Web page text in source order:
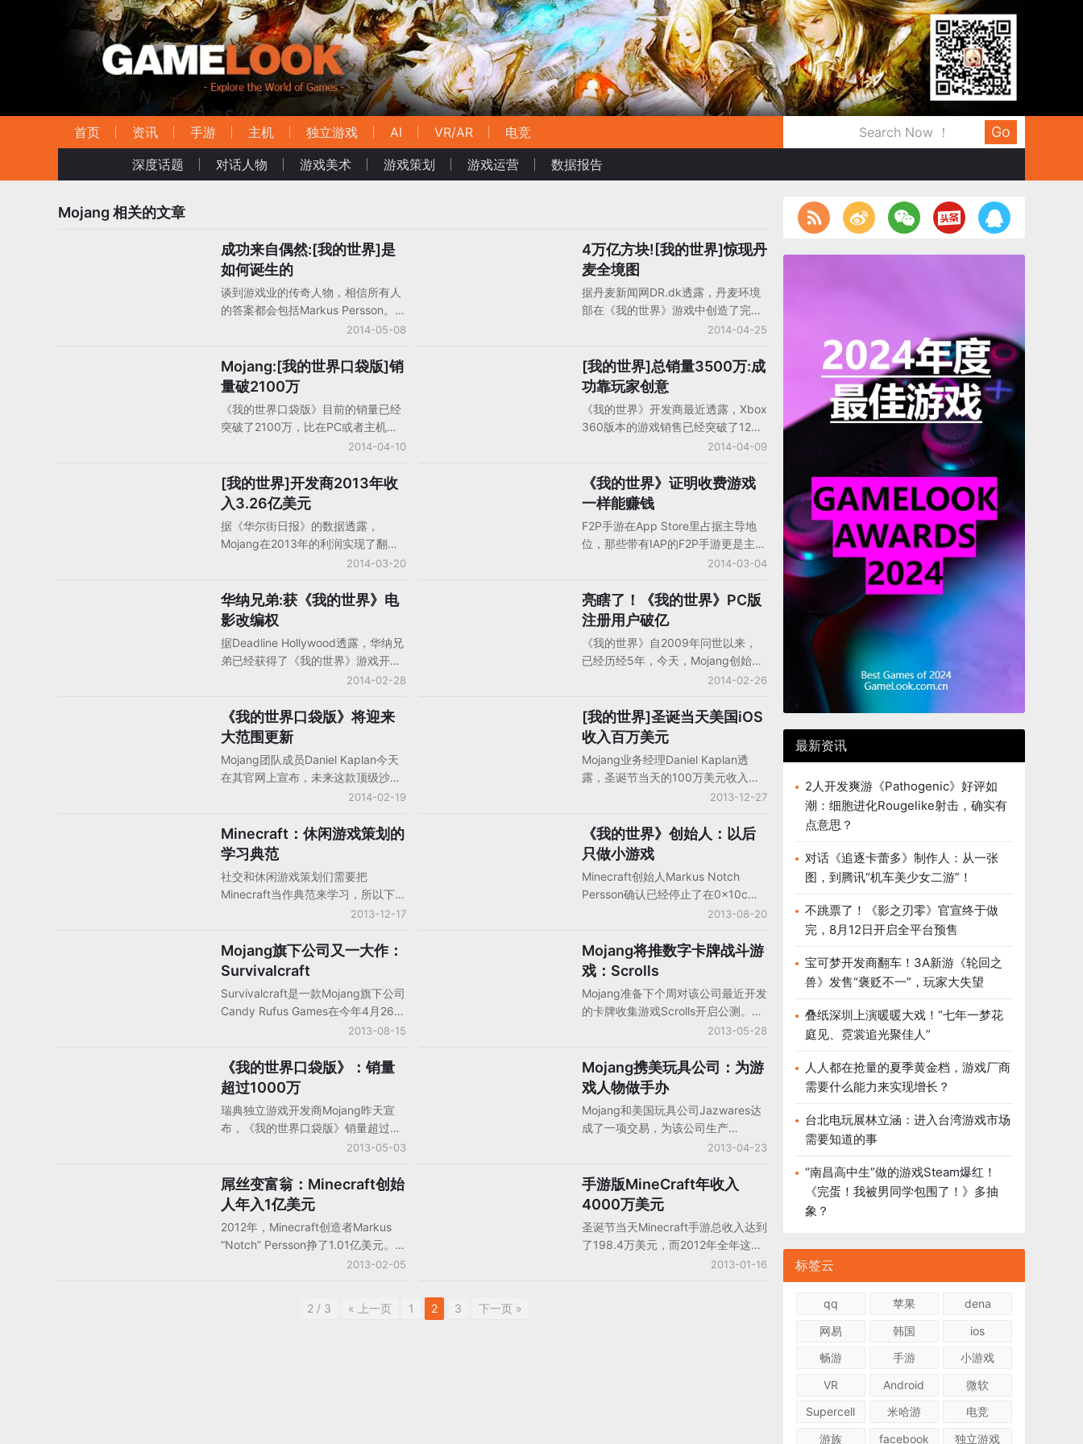
Go
首页 资讯 手游 主机 独立游戏 AI VR/AR
电竞
深度话题
对话人物 游戏美术 游戏策划 游戏运营 数据报告
Mojang 相关的文章
成功来自偶然:[我的世界]是
如何诞生的
谈到游戏业的传奇人物，相信所有人
的答案都会包括Markus Persson。他
创作的《我的世界》自2009年发布
万销量，这款沙盒建造游戏同时在主
机、PC和手游平台突破了千万销量，
移动版本销量已经突破了2100万，成
为唯一一个通过付费模式进入App
Store畅销榜前30名的手游。最近，
外媒对Mojang公司进行了专访，据
用了不到一个周的时间，而且当时是
为了赚钱做下一款游戏。以下是
GameLook整理的访谈稿：
2014-05-08
4万亿方块![我的世界]惊现丹
麦全境图
据丹麦新闻网DR.dk透露，丹麦环境
部在《我的世界》游戏中创造了完整
的丹麦地图，该国政府通过地图和海
1：1的完整丹麦地形图，丹麦是第一
个把完整地图放入流行独立游戏的国
家，数字版的丹麦使用了4万亿个独
立的方块，占了将近1TB的空间。另
外，开发商Mojang今天透露，已经为
北美、欧洲以及南非29个国家的玩家
盒游戏的玩家们很轻易的创造并管理
自己的在线世界，而且他们的好友们
可以在任何地方进行访问，该服务月
费13美元。
2014-04-25
Mojang:[我的世界口袋版]销
量破2100万
《我的世界口袋版》目前的销量已经
突破了2100万，比在PC或者主机版
本的销量都高了1400万。《我的世界
了Android平台Google Play付费榜冠
军，iOS榜也是最近才被Monument
Valley挤下第一名的位置，目前在
App Store付费排行第二。为了庆祝
新的销售记录，开发商Mojang将为
Reddit论坛的所有玩家们举行直播活
的开发者提问，其中包括自2011年就
开始担任手游版主要负责人的Jens
Bergensten。
2014-04-10
[我的世界]总销量3500万:成
功靠玩家创意
《我的世界》开发商最近透露，Xbox
360版本的游戏销售已经突破了1200
万份，成为了该平台销量最好的Xbox
也使得《我的世界》在所有平台，包
括主机、移动和PC的总销量突破了
3500万份。Mojang开发者Daniel
Kaplan在微软的博客上透露，粉丝们
将在《我的世界》Xbox 360版本中
获得更多与其他游戏融合的特色，他
本正在研发当中。
2014-04-09
[我的世界]开发商2013年收
入3.26亿美元
据《华尔街日报》的数据透露，
Mojang在2013年的利润实现了翻
倍，达到了1.3亿美元。《我的世界》
到了8.16亿瑞典克朗（1.29亿美
元），该公司的收入也在不断增长，
同比增长了38%至20.7亿瑞典克朗
（3.16亿美元）。38%的总收入增长
来自PC版本的《我的世界》销售，主
机版本销售占30%，手游版本收入占
《我的世界口袋版》去年的销售收入
在8000万美元左右。
2014-03-20
《我的世界》证明收费游戏
一样能赚钱
F2P手游在App Store里占据主导地
位，那些带有IAP的F2P手游更是主宰
着整个收入榜。而付费手游众所周
易，有些付费手游的确挤进收入榜，
但想要长期稳定在榜单前50名非常艰
难。然而，《我的世界：口袋版
（Minecraft: Pocket Edition）》却
是个例外，让我们一起来看神奇的手
游，作为世界最大的主机移植游戏之
2014-03-04
华纳兄弟:获《我的世界》电
影改编权
据Deadline Hollywood透露，华纳兄
弟已经获得了《我的世界》游戏开发
商Mojang的电影改编权。这家电影工
作，Lee之前曾经合作制作过The
Lego Movie，华纳将推出一部《我的
世界》真人版电影。该项目已经获得
了很多作家和导演的兴趣，他们希望
未来创造出下一个世界级的儿童品
2014-02-28
亮瞎了！《我的世界》PC版
注册用户破亿
《我的世界》自2009年问世以来，
已经历经5年，今天，Mojang创始人
Markus “Notch” Persson在Twitter
界》已经突破了1亿注册用户，这还
并不包括广受欢迎的主机和手游版
本。他还表示，在这些注册用户中，
付费玩家转化率已经达到了14.3%。
《我的世界》在玩家之间的口碑极
佳，因此，该公司不需要做任何市场
润。
2014-02-26
《我的世界口袋版》将迎来
大范围更新
Mojang团队成员Daniel Kaplan今天
在其官网上宣布，未来这款顶级沙盒
游戏的更新将会提供更大的世界观。
A.I.、存储系统以及“很多其他的更
新”。其中之一的新功能包括增加一匹
狼。另外他还宣布了《我的世界：口
袋王国》将暂停测试，这个服务将更
容易管理多人服务器，预计在3月1日
生效。Mojang计划在今年发布了PC
Realms。
2014-02-19
[我的世界]圣诞当天美国iOS
收入百万美元
Mojang业务经理Daniel Kaplan透
露，圣诞节当天的100万美元收入才
使《我的世界》排在App Store收入
Clans和Candy Crush Saga分别占据
了前两名。《我的世界：口袋版》目
前是Google Play售出最多的付费游
戏，在Android收入榜排名第11，目
前为止，Mojang公司已经售出了
3300万份《我的世界》。
2013-12-27
Minecraft：休闲游戏策划的
学习典范
社交和休闲游戏策划们需要把
Minecraft当作典范来学习，所以下面
列举五个值得休闲和社交策划们学习
少任务的玩法；游戏发布后的支持；
安于独立。Persson对小团队的建议
作品持批判的态度，如果连你自己都
非常喜欢自己的游戏，那么你的作品
2013-12-17
《我的世界》创始人：以后
只做小游戏
Minecraft创始人Markus Notch
Persson确认已经停止了在0x10c项
目上的工作，他在今天的博客中表
来的压力已经使该项目失去了原本应
有的意义，以后将专注于研发小游
2013-08-20
Mojang旗下公司又一大作：
Survivalcraft
Survivalcraft是一款Mojang旗下公司
Candy Rufus Games在今年4月26日
推出的一款RPG手游，界面和玩法和
在美国区iPhone付费榜排名第五，自
4月27日起，该游戏一直保持在美国
iPhone下载榜前25名之内，该游戏在
iOS，Android和Windows Phone平
台都已经上架
2013-08-15
Mojang将推数字卡牌战斗游
戏：Scrolls
Mojang准备下个周对该公司最近开发
的卡牌收集游戏Scrolls开启公测。
Mojang宣布，Scrolls将从6月3日期
格为20美元，现在购买的用户可以享
受之后的免费更新。不过，在这个免
费模式主导竞争的时候，一款收费20
美元的游戏具体表现怎样，很值得我
们期待。
2013-05-28
《我的世界口袋版》：销量
超过1000万
瑞典独立游戏开发商Mojang昨天宣
布，《我的世界口袋版》销量超过
1000万记录，这款收费游戏目前的定
据分析服务AppData的追踪，《我的
世界口袋版》占据了iPhone和iPad付
费榜第四名，目前在iPad收入榜排名
第四，iPhone收入榜排名第18。在
Android平台，口袋版占据付费榜第
四和Android总收入比第24的位置。
2013-05-03
Mojang携美玩具公司：为游
戏人物做手办
Mojang和美国玩具公司Jazwares达
成了一项交易，为该公司生产
Minecraft游戏中的人物手办，毛绒玩
将在全球上市。英国儿童发行商
Egmont最近透露将发布一系列
Minecraft书籍，包括海报和年度版书
籍。
2013-04-23
屌丝变富翁：Minecraft创始
人年入1亿美元
2012年，Minecraft创造者Markus
“Notch” Persson挣了1.01亿美元。这
笔数字来源于这款建设游戏在PC，手
收入将近2.4亿美元。据Notch的博
2013-02-05
手游版MineCraft年收入
4000万美元
圣诞节当天Minecraft手游总收入达到
了198.4万美元，而2012年全年这款
移动游戏收入达到4123.9万美元，累
2013-01-16
2 / 3 « 上一页 1 2 3 下一页 »
最新资讯
2人开发爽游《Pathogenic》好评如
潮：细胞进化Rougelike射击，确实有
点意思？
对话《追逐卡蕾多》制作人：从一张
图，到腾讯“机车美少女二游”！
不跳票了！《影之刃零》官宣终于做
完，8月12日开启全平台预售
宝可梦开发商翻车！3A新游《轮回之
兽》发售“褒贬不一”，玩家大失望
叠纸深圳上演暖暖大戏！“七年一梦花
庭见、霓裳追光聚佳人”
人人都在抢量的夏季黄金档，游戏厂商
需要什么能力来实现增长？
台北电玩展林立涵：进入台湾游戏市场
需要知道的事
“南昌高中生”做的游戏Steam爆红！
《完蛋！我被男同学包围了！》多抽
象？
标签云
qq 苹果
dena
网易
韩国
ios
畅游
手游
小游戏
VR
Android
微软
Supercell
米哈游
电竞
游族
facebook 独立游戏